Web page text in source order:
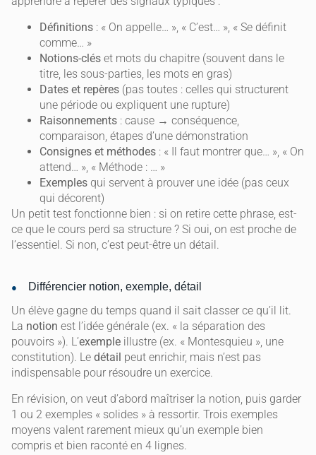
Définitions : « On appelle… », « C’est… », « Se définit
comme… »
Notions-clés et mots du chapitre (souvent dans le
titre, les sous-parties, les mots en gras)
Dates et repères (pas toutes : celles qui structurent
une période ou expliquent une rupture)
Raisonnements : cause → conséquence,
comparaison, étapes d’une démonstration
Consignes et méthodes : « Il faut montrer que… », « On
attend… », « Méthode : … »
Exemples qui servent à prouver une idée (pas ceux
qui décorent)
Un petit test fonctionne bien : si on retire cette phrase, est-
ce que le cours perd sa structure ? Si oui, on est proche de
l’essentiel. Si non, c’est peut-être un détail.
Différencier notion, exemple, détail
Un élève gagne du temps quand il sait classer ce qu’il lit.
La notion est l’idée générale (ex. « la séparation des
pouvoirs »). L’exemple illustre (ex. « Montesquieu », une
constitution). Le détail peut enrichir, mais n’est pas
indispensable pour résoudre un exercice.
En révision, on veut d’abord maîtriser la notion, puis garder
1 ou 2 exemples « solides » à ressortir. Trois exemples
moyens valent rarement mieux qu’un exemple bien
compris et bien raconté en 4 lignes.